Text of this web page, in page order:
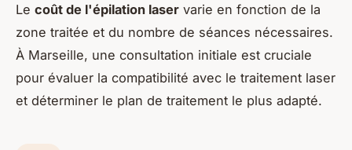
Le coût de l'épilation laser varie en fonction de la
zone traitée et du nombre de séances nécessaires.
À Marseille, une consultation initiale est cruciale
pour évaluer la compatibilité avec le traitement laser
et déterminer le plan de traitement le plus adapté.